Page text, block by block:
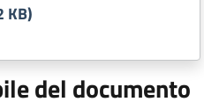
KB)
del documento